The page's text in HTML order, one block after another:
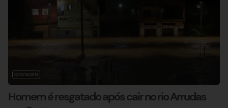
CONTAGEM
Homem é resgatado após cair no rio Arrudas